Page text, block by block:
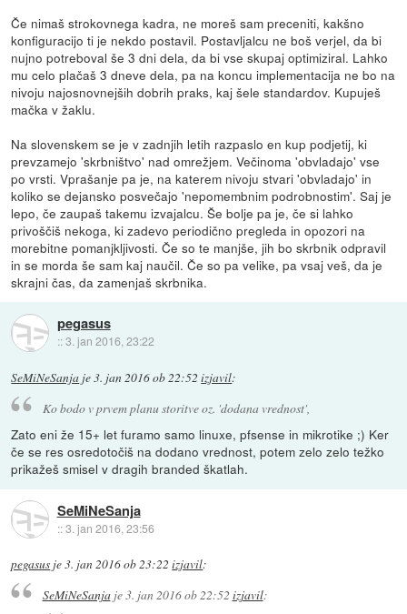
Če nimaš strokovnega kadra, ne moreš sam preceniti, kakšno
konfiguracijo ti je nekdo postavil. Postavljalcu ne boš verjel, da bi
nujno potreboval še 3 dni dela, da bi vse skupaj optimiziral. Lahko
mu celo plačaš 3 dneve dela, pa na koncu implementacija ne bo na
nivoju najosnovnejših dobrih praks, kaj šele standardov. Kupuješ
mačka v žaklu.
Na slovenskem se je v zadnjih letih razpaslo en kup podjetij, ki
prevzamejo 'skrbništvo' nad omrežjem. Večinoma 'obvladajo' vse
po vrsti. Vprašanje pa je, na katerem nivoju stvari 'obvladajo' in
koliko se dejansko posvečajo 'nepomembnim podrobnostim'. Saj je
lepo, če zaupaš takemu izvajalcu. Še bolje pa je, če si lahko
privoščiš nekoga, ki zadevo periodično pregleda in opozori na
morebitne pomanjkljivosti. Če so te manjše, jih bo skrbnik odpravil
in se morda še sam kaj naučil. Če so pa velike, pa vsaj veš, da je
skrajni čas, da zamenjaš skrbnika.
pegasus
::3. jan 2016, 23:22
SeMiNeSanja je3. jan 2016 ob 22:52 izjavil:
Ko bodo v prvem planu storitve oz. 'dodana vrednost',
Zato eni že 15+ let furamo samo linuxe, pfsense in mikrotike ;) Ker
če se res osredotočiš na dodano vrednost, potem zelo zelo težko
prikažeš smisel v dragih branded škatlah.
SeMiNeSanja
::3. jan 2016, 23:56
pegasus je3. jan 2016 ob 23:22 izjavil:
SeMiNeSanjaje3. jan 2016 ob 22:52 izjavil: